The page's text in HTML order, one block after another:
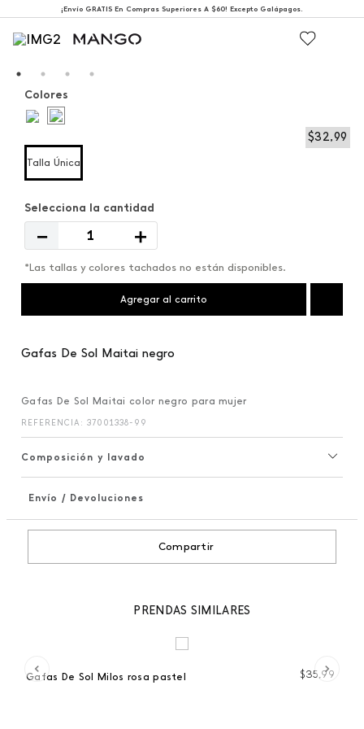
¡Envío GRATIS En Compras Superiores A $60! Excepto Galápagos.
$32,99
Colores
Talla Única
＋
－
*Las tallas y colores tachados no están disponibles.
Agregar al carrito
Gafas De Sol Maitai negro
Gafas De Sol Maitai color negro para mujer
REFERENCIA : 37001338-99
Composición y lavado
Envío / Devoluciones
Compartir
PRENDAS SIMILARES
Gafas De Sol Milos rosa pastel $35,99